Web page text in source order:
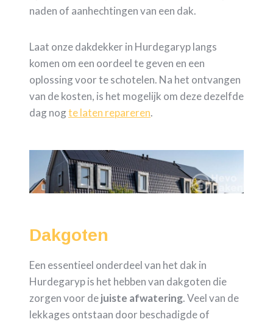
naden of aanhechtingen van een dak.
Laat onze dakdekker in Hurdegaryp langs
komen om een oordeel te geven en een
oplossing voor te schotelen. Na het ontvangen
van de kosten, is het mogelijk om deze dezelfde
dag nogte laten repareren.
Dakgoten
Een essentieel onderdeel van het dak in
Hurdegaryp is het hebben van dakgoten die
zorgen voor dejuiste afwatering. Veel van de
lekkages ontstaan door beschadigde of